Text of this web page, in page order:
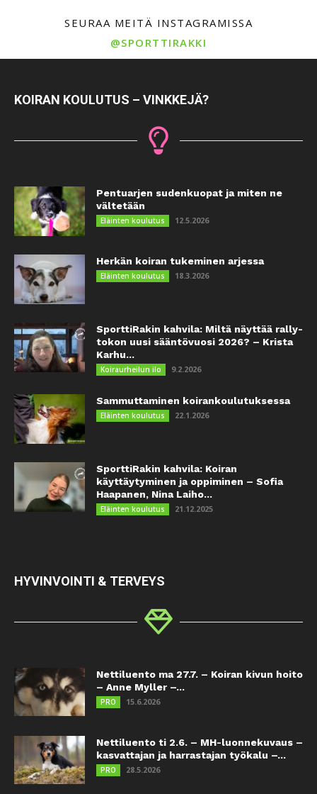
SEURAA MEITÄ INSTAGRAMISSA
@SPORTTIRAKKI
KOIRAN KOULUTUS – VINKKEJÄ?
Pentuarjen sudenkuopat ja miten ne
vältetään
Eläinten koulutus 12.5.2026
Herkän koiran tukeminen arjessa
Eläinten koulutus 18.3.2026
SporttiRakin kahvila: Miltä näyttää rally-
tokon uusi sääntövuosi 2026? – Krista
Karhu...
Koiraurheilun ilo 9.2.2026
Sammuttaminen koirankoulutuksessa
Eläinten koulutus 22.1.2026
SporttiRakin kahvila: Koiran
käyttäytyminen ja oppiminen – Sofia
Haapanen, Nina Laiho...
Eläinten koulutus 21.12.2025
HYVINVOINTI & TERVEYS
Nettiluento ma 27.7. – Koiran kivun hoito
– Anne Myller –...
PRO 15.6.2026
Nettiluento ti 2.6. – MH-luonnekuvaus –
kasvattajan ja harrastajan työkalu –...
PRO 28.5.2026